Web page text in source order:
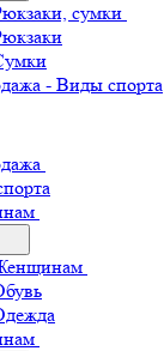
сумки
- Виды спорта